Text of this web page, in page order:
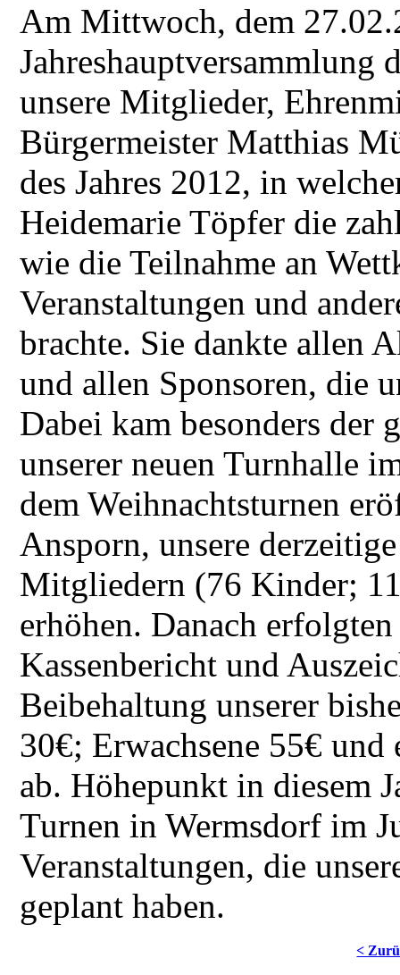
Am Mittwoch, dem
Jahreshauptversammlung
unsere Mitglieder,
Bürgermeister Matthias
des Jahres 2012, in
Heidemarie Töpfer die
wie die Teilnahme an
Veranstaltungen und
brachte. Sie dankte allen
und allen Sponsoren, die
Dabei kam besonders
unserer neuen Turnhalle
dem Weihnachtsturnen
Ansporn, unsere
Mitgliedern (76 Kinder;
erhöhen. Danach
Kassenbericht und
Beibehaltung unserer
30€; Erwachsene 55€
ab. Höhepunkt in diesem
Turnen in Wermsdorf im
Veranstaltungen, die
geplant haben.
<